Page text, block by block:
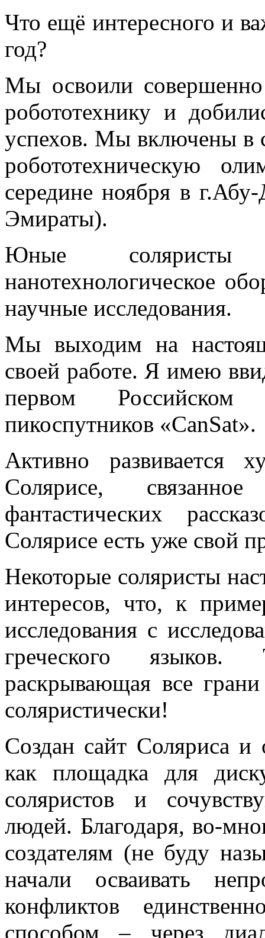
Что ещё интересного и
год?
Мы освоили
робототехнику и
успехов. Мы включены в
робототехническую
середине ноября в
Эмираты).
Юные соляристы
нанотехнологическое
научные исследования.
Мы выходим на
своей работе. Я имею
первом
пикоспутников «CanSat».
Активно развивается
Солярисе,
фантастических
Солярисе есть уже свой
Некоторые соляристы
интересов, что, к
исследования с
греческого языков.
раскрывающая все
соляристически!
Создан сайт Соляриса и
как площадка для
соляристов и
людей. Благодаря, во-
создателям (не буду
начали осваивать
конфликтов
способом – через